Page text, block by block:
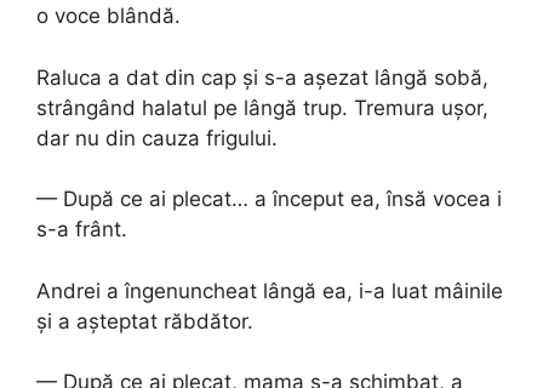
o voce blândă.
Raluca a dat din cap și s-a așezat lângă sobă,
strângând halatul pe lângă trup. Tremura ușor,
dar nu din cauza frigului.
— După ce ai plecat… a început ea, însă vocea i
s-a frânt.
Andrei a îngenuncheat lângă ea, i-a luat mâinile
și a așteptat răbdător.
— După ce ai plecat, mama s-a schimbat, a